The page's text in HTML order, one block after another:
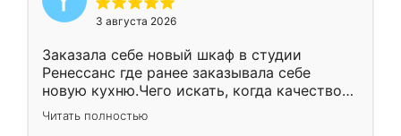
3 августа 2026
Заказала себе новый шкаф в студии
Ренессанс где ранее заказывала себе
новую кухню.Чего искать, когда качеством
вполне довольна. Служит кухня уже почти
два года, нареканий нет.
Читать полностью